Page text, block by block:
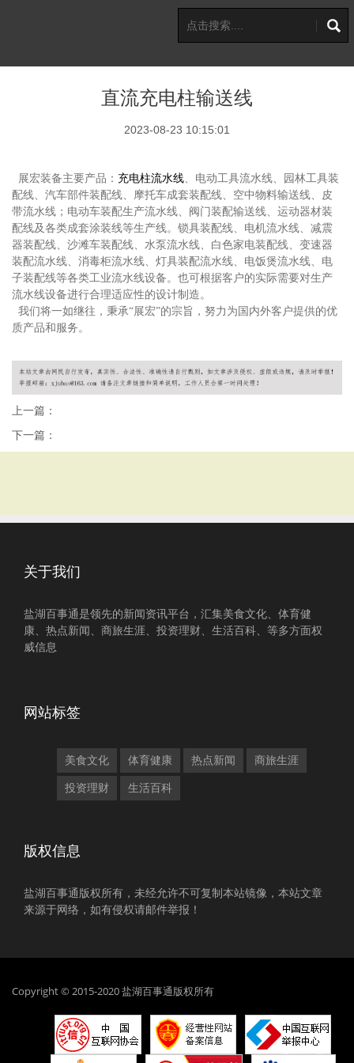
直流充电柱输送线
2023-08-23 10:15:01
展宏装备主要产品： 充电柱流水线、电动工具流水线、园林工具装
配线、汽车部件装配线、摩托车成套装配线、空中物料输送线、皮
带流水线；电动车装配生产流水线、阀门装配输送线、运动器材装
配线及各类成套涂装线等生产线。锁具装配线、电机流水线、减震
器装配线、沙滩车装配线、水泵流水线、白色家电装配线、变速器
装配流水线、消毒柜流水线、灯具装配流水线、电饭煲流水线、电
子装配线等各类工业流水线设备。也可根据客户的实际需要对生产
流水线设备进行合理适应性的设计制造。
我们将一如继往，秉承“展宏”的宗旨，努力为国内外客户提供的优
质产品和服务。
上一篇：
下一篇：
关于我们
盐湖百事通是领先的新闻资讯平台，汇集美食文化、体育健
康、热点新闻、商旅生涯、投资理财、生活百科、等多方面权
威信息
网站标签
美食文化 体育健康 热点新闻 商旅生涯
投资理财 生活百科
版权信息
盐湖百事通版权所有，未经允许不可复制本站镜像，本站文章
来源于网络，如有侵权请邮件举报！
Copyright © 2015-2020 盐湖百事通版权所有